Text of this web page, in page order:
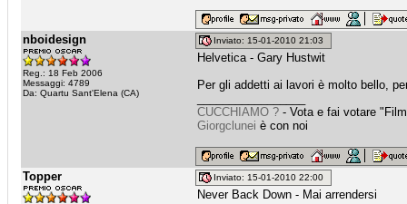
nboidesign
Reg.: 18 Feb 2006
Messaggi: 4789
Da: Quartu Sant'Elena (CA)
Inviato: 15-01-2010 21:03
Helvetica - Gary Hustwit
Per gli addetti ai lavori è molto bello,
CUCCHIAMO ? - Vota e fai votare
Giorgclunei è con noi
Topper Inviato: 15-01-2010 22:00
Never Back Down - Mai arrendersi